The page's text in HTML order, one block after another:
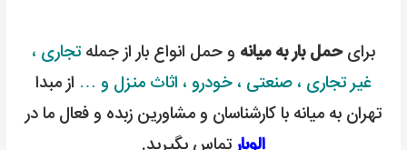
برایحمل بار به میانه و حمل انواع بار از جملهتجاری ،
غیر تجاری ، صنعتی ، خودرو ، اثاث منزل و … از مبدا
تهران به میانه با کارشناسان و مشاورین زبده و فعال ما در